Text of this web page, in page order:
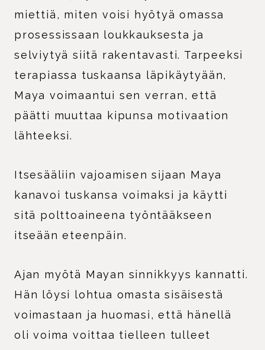
miettiä, miten voisi hyötyä omassa
prosessissaan loukkauksesta ja
selviytyä siitä rakentavasti. Tarpeeksi
terapiassa tuskaansa läpikäytyään,
Maya voimaantui sen verran, että
päätti muuttaa kipunsa motivaation
lähteeksi.
Itsesääliin vajoamisen sijaan Maya
kanavoi tuskansa voimaksi ja käytti
sitä polttoaineena työntääkseen
itseään eteenpäin.
Ajan myötä Mayan sinnikkyys kannatti.
Hän löysi lohtua omasta sisäisestä
voimastaan ja huomasi, että hänellä
oli voima voittaa tielleen tulleet